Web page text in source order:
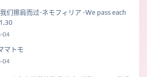
们擦肩而过-ネモフィリア -We pass each
04
マトモ
04